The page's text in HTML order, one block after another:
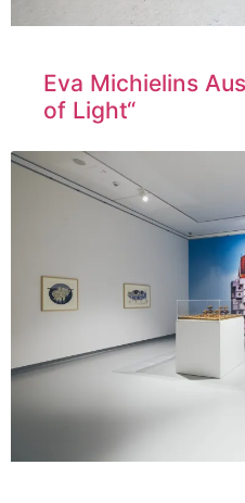
Eva Michielins
of Light“